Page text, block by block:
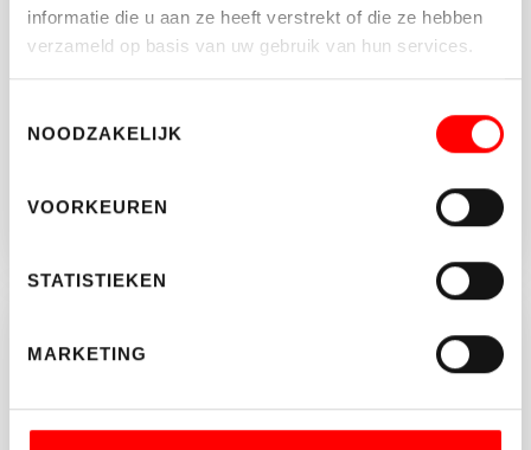
informatie die u aan ze heeft verstrekt of die ze hebben
verzameld op basis van uw gebruik van hun services.
NOODZAKELIJK
VOORKEUREN
STATISTIEKEN
MARKETING
BEDRIJVEN@WALTMANN.NL
Brochure aanvragen?